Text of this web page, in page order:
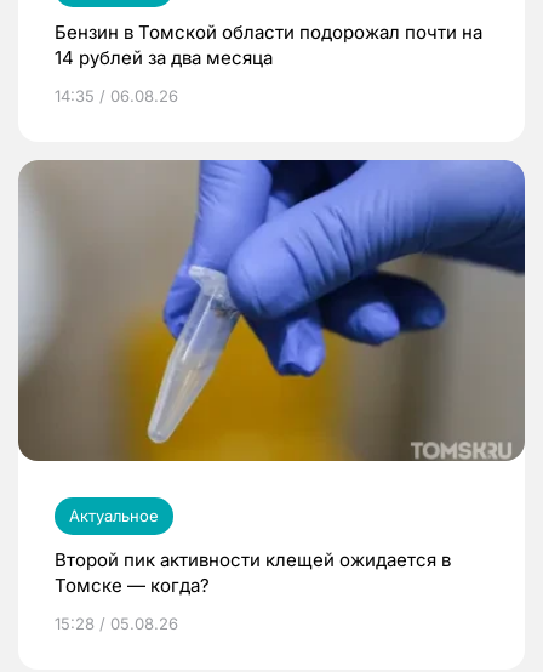
Бензин в Томской области подорожал почти на
14 рублей за два месяца
14:35 / 06.08.26
Актуальное
Второй пик активности клещей ожидается в
Томске — когда?
15:28 / 05.08.26